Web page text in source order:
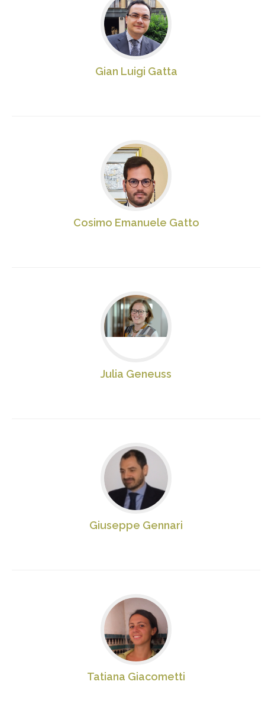
Gian Luigi Gatta
Cosimo Emanuele Gatto
Julia Geneuss
Giuseppe Gennari
Tatiana Giacometti